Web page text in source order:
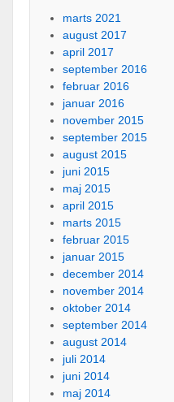
marts 2021
august 2017
april 2017
september 2016
februar 2016
januar 2016
november 2015
september 2015
august 2015
juni 2015
maj 2015
april 2015
marts 2015
februar 2015
januar 2015
december 2014
november 2014
oktober 2014
september 2014
august 2014
juli 2014
juni 2014
maj 2014